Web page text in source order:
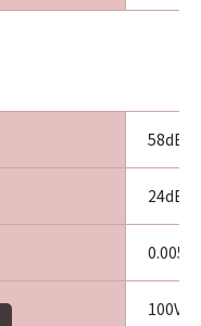
58dB
24dB
100V